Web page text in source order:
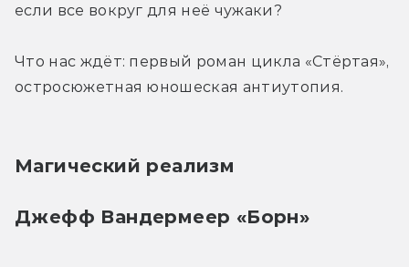
если все вокруг для неё чужаки?
Что нас ждёт: первый роман цикла «Стёртая»,
остросюжетная юношеская антиутопия.
Магический реализм
Джефф Вандермеер «Борн»